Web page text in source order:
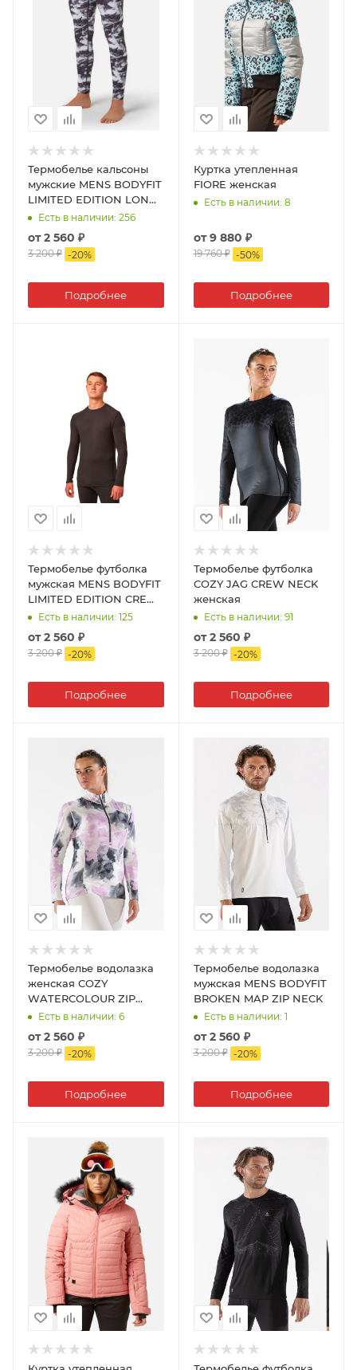
Термобелье кальсоны
мужские MENS BODYFIT
LIMITED EDITION LONG
JOHN
Есть в наличии: 256
от2 560 ₽
3 200 ₽ -20%
Подробнее
Куртка утепленная
FIORE женская
Есть в наличии: 8
от9 880 ₽
19 760 ₽ -50%
Подробнее
Термобелье футболка
мужская MENS BODYFIT
LIMITED EDITION CREW
NECK
Есть в наличии: 125
от2 560 ₽
3 200 ₽ -20%
Подробнее
Термобелье футболка
COZY JAG CREW NECK
женская
Есть в наличии: 91
от2 560 ₽
3 200 ₽ -20%
Подробнее
Термобелье водолазка
женская COZY
WATERCOLOUR ZIP
NECK
Есть в наличии: 6
от2 560 ₽
3 200 ₽ -20%
Подробнее
Термобелье водолазка
мужская MENS BODYFIT
BROKEN MAP ZIP NECK
Есть в наличии: 1
от2 560 ₽
3 200 ₽ -20%
Подробнее